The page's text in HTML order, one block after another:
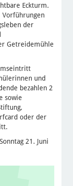
Eckturm.
Vorführungen
der
Getreidemühle
und
bezahlen 2
sowie
oder der
21. Juni